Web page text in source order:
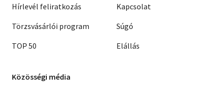
Hírlevél feliratkozás
Törzsvásárlói program
TOP 50
Kapcsolat
Súgó
Elállás
Közösségi média